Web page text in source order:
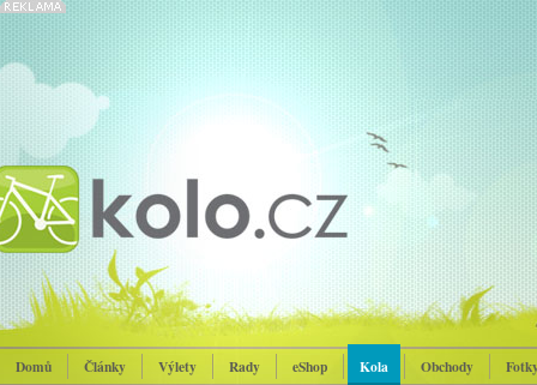
Domů Články Výlety Rady eShop Kola Obchody